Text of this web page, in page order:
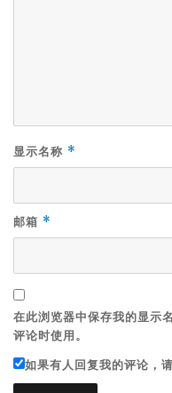
显示名称 *
邮箱 *
在此浏览器中保存我的显示
评论时使用。
如果有人回复我的评论，